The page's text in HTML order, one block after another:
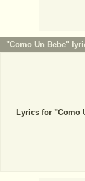
"Como Un Bebe"
Lyrics for "Como